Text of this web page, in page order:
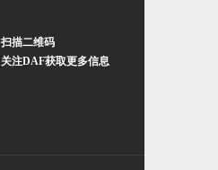
扫描二维码
关注DAF获取更多信息